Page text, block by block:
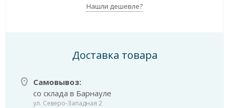
Нашли дешевле?
Доставка товара
Самовывоз:
со склада в Барнауле
ул. Северо-Западная 2